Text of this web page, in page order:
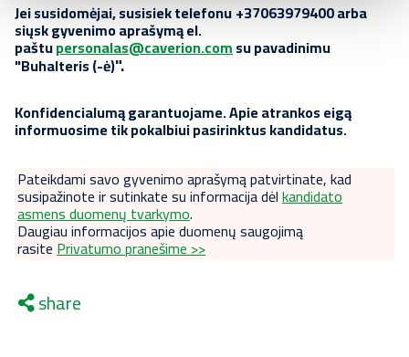
Jei susidomėjai, susisiektelefonu+37063979400 arba
siųsk gyvenimo aprašymą el.
paštupersonalas@caverion.comsu pavadinimu
"Buhalteris (-ė)".
Konfidencialumą garantuojame. Apie atrankos eigą
informuosime tik pokalbiui pasirinktus kandidatus.
Pateikdami savo gyvenimo aprašymą patvirtinate, kad
susipažinote ir sutinkate su informacija dėlkandidato
asmens duomenų tvarkymo.
Daugiau informacijos apie duomenų saugojimą
rasitePrivatumo pranešime >>
share